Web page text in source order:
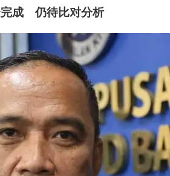
成 仍待比对分析